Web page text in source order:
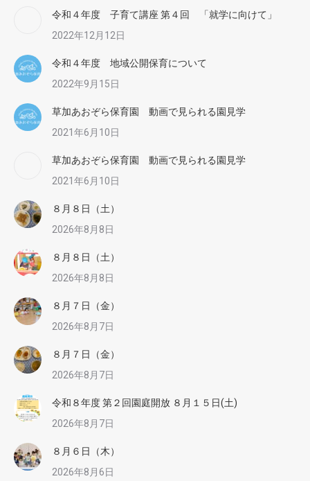
令和４年度 子育て講座 第４回 「就学に向けて」
2022年12月12日
令和４年度 地域公開保育について
2022年9月15日
草加あおぞら保育園 動画で見られる園見学
2021年6月10日
草加あおぞら保育園 動画で見られる園見学
2021年6月10日
８月８日（土）
2026年8月8日
８月８日（土）
2026年8月8日
８月７日（金）
2026年8月7日
８月７日（金）
2026年8月7日
令和８年度 第２回園庭開放 ８月１５日(土)
2026年8月7日
８月６日（木）
2026年8月6日